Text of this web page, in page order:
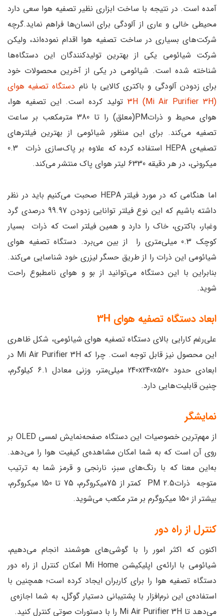
آمده است. در نتیجه با ساخت ابزاری نظیر تصفیه هوا سعی دارد
محیطی خالی و عاری از آلودگی برای انسان‌ها فراهم نماید.گرچه
شرکت‌های بسیاری در ساخت تصفیه ‌هوا اقدام نموده‌اند، ولیکن
شرکت شیائومی یکی از بهترین تولیدکنندگان این دستگاه‌ها
شناخته شده است. شیائومی در یکی از آخرین محصولات خود
برای زدودن آلودگی و باکتری کالایی با نام دستگاه تصفیه ‌هوای
3H (Mi Air Purifier 3H) تولید کرده است. این تصفیه‌ هوا،
هوای محیط و ذراتPM(معلق) را تا 380 مترمکعب بر ساعت
تصفیه می‌کند. برای این منظور شیائومی از بهترین فیلترهای
تصفیه‌ی HEPA استفاده کرده که علاوه بر پاک‌سازی ذرات 0.3
میکرونی، در هر دقیقه 6330 لیتر هوای پاک منتشر می‌کند.
اما هنگامی که در مورد فیلتر HEPA صحبت می‌کنیم باید در نظر
داشته باشیم که این نوع فیلتر توانایی زدودن 99.97 درصدی گرد
وغبار، باکتری، خاک را دارد و همین فیلتر است که ذرات بسیار
کوچک 0.3 میلی‌متری را از بین می‌برد. دستگاه تصفیه‌ هوای
شیائومی این ذرات را از طریق حسگر لیزری خود شناسایی می‌کند.
بنابراین با این دستگاه می‌توانید از بو و هوای نامطبوع راحت
شوید.
ابعاد دستگاه تصفیه هوای 3H
علی‌رغم کارایی بالای دستگاه تصفیه هوای شیائومی، شکل ظاهری
این محصول نیز قابل توجه است. چرا که Mi Air Purifier 3H در
ابعادی حدود 240x240x520 میلی‌متر، وزنی معادل 6.1 کیلوگرم،
چنین قابلیت‌هایی دارد.
نمایشگر
از مهم‌ترین خصوصیات این دستگاه صفحه‌نمایش لمسی OLED بر
روی آن است که به شما امکان مشاهده‌ی کیفیت هوا را می‌دهد.
به‌این معنا که با رنگ‌های سبز، نارنجی و قرمز شما به ترتیب
متوجه ذرات2.5 PM کمتر از 75میکروگرم، 75 تا 150 میکروگرم،
بیشتر از 150 میکروگرم بر متر مکعب می‌شوید.
کنترل از راه دور
اکنون که اکثر امور را با گوشی‌های هوشمند انجام می‌دهیم،
شیائومی با ارائه‌ی اپلیکیشن Mi Home امکان کنترل از راه دور
دستگاه تصفیه‌ هوا را برای کاربران ایجاد کرده است؛ همچنین با
استفاده‌ی این نرم‌افزار با پشتیبانی دستیار گوگل، به شما اجازه‌ی
می‌دهد تا Mi Air Purifier 3H را با دستورات صوتی کنترل کنید.